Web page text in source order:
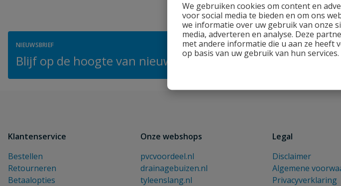
We gebruiken cookies om content en
voor social media te bieden en om ons
we informatie over uw gebruik van onze
media, adverteren en analyse. Deze
met andere informatie die u aan ze heeft
op basis van uw gebruik van hun
NIEUWSBRIEF
Blijf op de hoogte van nieuwe producten en leuke acties!
Klantenservice
Bestellen
Retourneren
Betaalopties
Onze webshops
pvcvoordeel.nl
drainagebuizen.nl
tyleenslang.nl
Legal
Disclaimer
Algemene
Privacyverklaring